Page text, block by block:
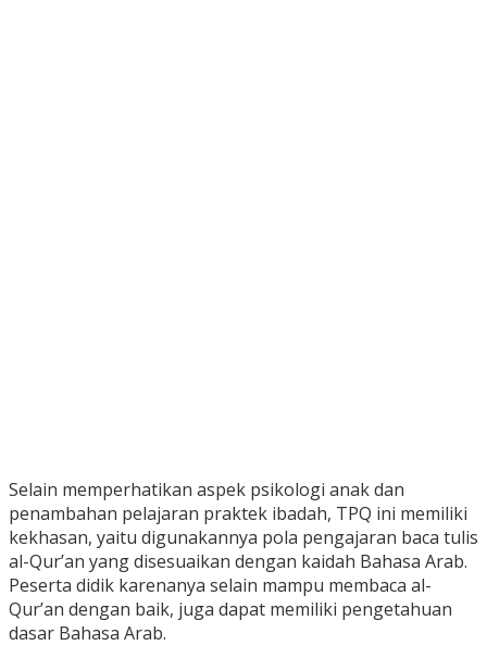
Selain memperhatikan aspek psikologi anak dan
penambahan pelajaran praktek ibadah, TPQ ini memiliki
kekhasan, yaitu digunakannya pola pengajaran baca tulis
al-Qur’an yang disesuaikan dengan kaidah Bahasa Arab.
Peserta didik karenanya selain mampu membaca al-
Qur’an dengan baik, juga dapat memiliki pengetahuan
dasar Bahasa Arab.